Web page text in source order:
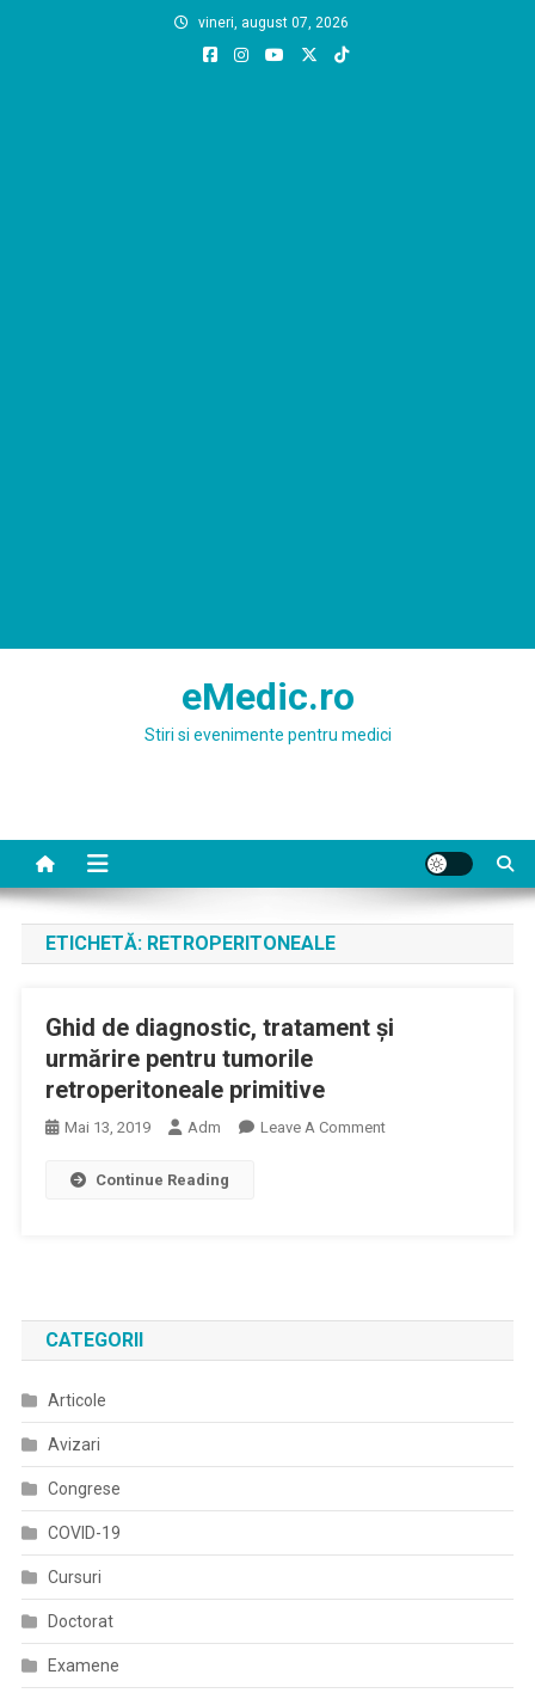
vineri, august 07, 2026
eMedic.ro
Stiri si evenimente pentru medici
ETICHETĂ: RETROPERITONEALE
Ghid de diagnostic, tratament şi
urmărire pentru tumorile
retroperitoneale primitive
Mai 13, 2019 Adm Leave A CommentOn
Pentru
Continue Reading
CATEGORII
Articole
Avizari
Congrese
COVID-19
Cursuri
Doctorat
Examene